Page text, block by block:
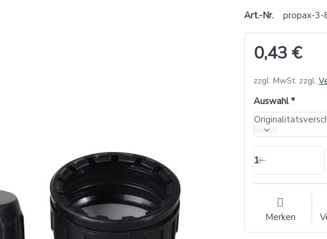
Art.-Nr.
propax-3-
0,43 €
zzgl. MwSt. zzgl.
Auswahl
1
Merken